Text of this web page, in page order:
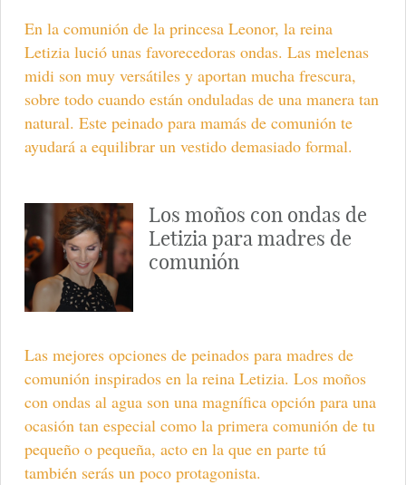
En la comunión de la princesa Leonor, la reina
Letizia lució unas favorecedoras ondas. Las melenas
midi son muy versátiles y aportan mucha frescura,
sobre todo cuando están onduladas de una manera tan
natural. Este peinado para mamás de comunión te
ayudará a equilibrar un vestido demasiado formal.
Los moños con ondas de
Letizia para madres de
comunión
Las mejores opciones de peinados para madres de
comunión inspirados en la reina Letizia. Los moños
con ondas al agua son una magnífica opción para una
ocasión tan especial como la primera comunión de tu
pequeño o pequeña, acto en la que en parte tú
también serás un poco protagonista.